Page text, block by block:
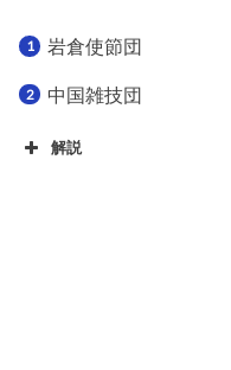
岩倉使節団
中国雑技団
解説